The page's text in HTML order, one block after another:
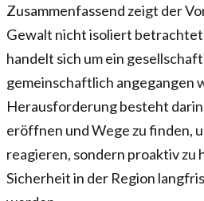
Zusammenfassend zeigt der
Gewalt nicht isoliert betrachtet
handelt sich um ein
gemeinschaftlich angegangen
Herausforderung besteht
eröffnen und Wege zu finden,
reagieren, sondern proaktiv zu
Sicherheit in der Region